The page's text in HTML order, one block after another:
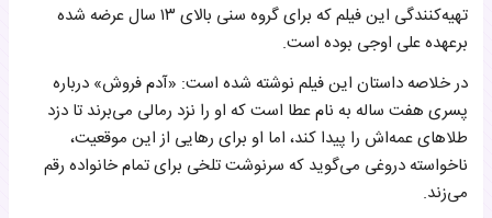
تهیه‌کنندگی این فیلم که برای گروه سنی بالای ۱۳ سال عرضه شده
برعهده علی اوجی بوده است.
در خلاصه داستان این فیلم نوشته شده است: «آدم فروش» درباره
پسری هفت ساله به نام عطا است که او را نزد رمالی می‌برند تا دزد
طلاهای عمه‌اش را پیدا کند، اما او برای رهایی از این موقعیت،
ناخواسته دروغی می‌گوید که سرنوشت تلخی برای تمام خانواده رقم
می‌زند.